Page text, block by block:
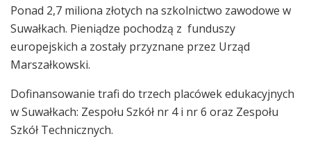
Ponad 2,7 miliona złotych na szkolnictwo zawodowe w
Suwałkach. Pieniądze pochodzą z funduszy
europejskich a zostały przyznane przez Urząd
Marszałkowski.
Dofinansowanie trafi do trzech placówek edukacyjnych
w Suwałkach: Zespołu Szkół nr 4 i nr 6 oraz Zespołu
Szkół Technicznych.